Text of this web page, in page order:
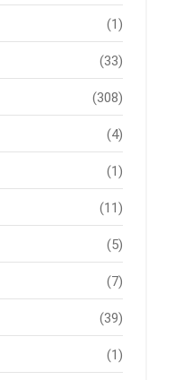
(1)
(33)
(308)
(4)
(1)
(11)
(5)
(7)
(39)
(1)